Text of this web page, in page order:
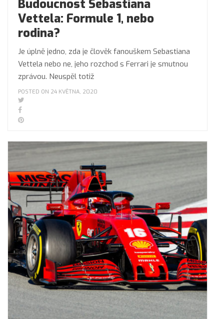
Budoucnost Sebastiana
Vettela: Formule 1, nebo
rodina?
Je úplně jedno, zda je člověk fanouškem Sebastiana
Vettela nebo ne, jeho rozchod s Ferrari je smutnou
zprávou. Neuspěl totiž
POSTED ON 24 KVĚTNA, 2020